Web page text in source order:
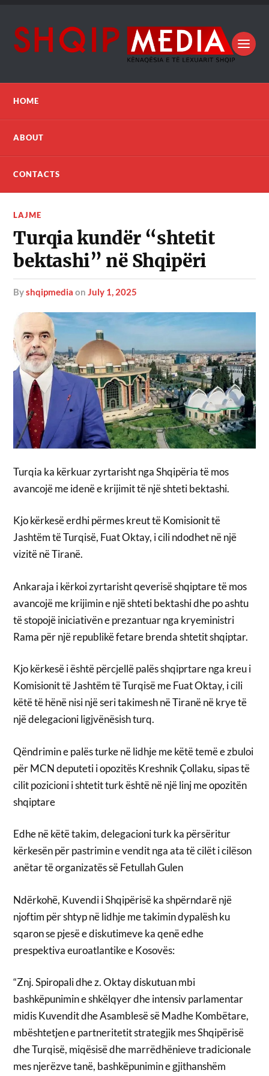
HOME
ABOUT
CONTACTS
LAJME
Turqia kundër “shtetit
bektashi” në Shqipëri
byshqipmedia onJuly 1, 2025
Turqia ka kërkuar zyrtarisht nga Shqipëria të mos
avancojë me idenë e krijimit të një shteti bektashi.
Kjo kërkesë erdhi përmes kreut të Komisionit të
Jashtëm të Turqisë, Fuat Oktay, i cili ndodhet në një
vizitë në Tiranë.
Ankaraja i kërkoi zyrtarisht qeverisë shqiptare të mos
avancojë me krijimin e një shteti bektashi dhe po ashtu
të stopojë iniciativën e prezantuar nga kryeministri
Rama për një republikë fetare brenda shtetit shqiptar.
Kjo kërkesë i është përcjellë palës shqiprtare nga kreu i
Komisionit të Jashtëm të Turqisë me Fuat Oktay, i cili
këtë të hënë nisi një seri takimesh në Tiranë në krye të
një delegacioni ligjvënësish turq.
Qëndrimin e palës turke në lidhje me këtë temë e zbuloi
për MCN deputeti i opozitës Kreshnik Çollaku, sipas të
cilit pozicioni i shtetit turk është në një linj me opozitën
shqiptare
Edhe në këtë takim, delegacioni turk ka përsëritur
kërkesën për pastrimin e vendit nga ata të cilët i cilëson
anëtar të organizatës së Fetullah Gulen
Ndërkohë, Kuvendi i Shqipërisë ka shpërndarë një
njoftim për shtyp në lidhje me takimin dypalësh ku
sqaron se pjesë e diskutimeve ka qenë edhe
prespektiva euroatlantike e Kosovës:
“Znj. Spiropali dhe z. Oktay diskutuan mbi
bashkëpunimin e shkëlqyer dhe intensiv parlamentar
midis Kuvendit dhe Asamblesë së Madhe Kombëtare,
mbështetjen e partneritetit strategjik mes Shqipërisë
dhe Turqisë, miqësisë dhe marrëdhënieve tradicionale
mes njerëzve tanë, bashkëpunimin e gjithanshëm